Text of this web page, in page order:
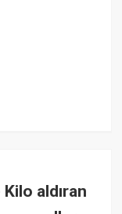
aldıran